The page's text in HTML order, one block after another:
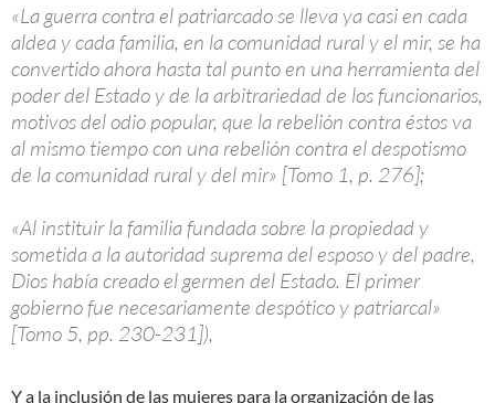
«La guerra contra el patriarcado se lleva ya casi en cada
aldea y cada familia, en la comunidad rural y el mir, se ha
convertido ahora hasta tal punto en una herramienta del
poder del Estado y de la arbitrariedad de los funcionarios,
motivos del odio popular, que la rebelión contra éstos va
al mismo tiempo con una rebelión contra el despotismo
de la comunidad rural y del mir» [Tomo 1, p. 276];
«Al instituir la familia fundada sobre la propiedad y
sometida a la autoridad suprema del esposo y del padre,
Dios había creado el germen del Estado. El primer
gobierno fue necesariamente despótico y patriarcal»
[Tomo 5, pp. 230-231]),
Y a la inclusión de las mujeres para la organización de las